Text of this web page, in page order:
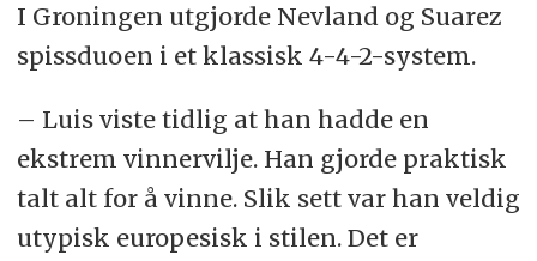
I Groningen utgjorde Nevland og Suarez
spissduoen i et klassisk 4-4-2-system.
– Luis viste tidlig at han hadde en
ekstrem vinnervilje. Han gjorde praktisk
talt alt for å vinne. Slik sett var han veldig
utypisk europesisk i stilen. Det er